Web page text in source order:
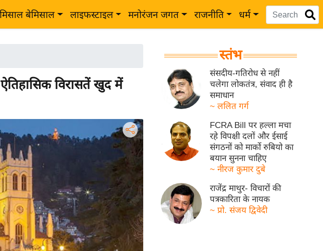
मिसाल बेमिसाल लाइफस्टाइल मनोरंजन जगत राजनीति धर्म
विरासतें खुद में
स्तंभ
संसदीय-गतिरोध से नहीं
चलेगा लोकतंत्र, संवाद ही है
समाधान
~ ललित गर्ग
FCRA Bill पर हल्ला मचा
रहे विपक्षी दलों और ईसाई
संगठनों को मार्को रुबियो का
बयान सुनना चाहिए
~ नीरज कुमार दुबे
राजेंद्र माथुर- विचारों की
पत्रकारिता के नायक
~ प्रो. संजय द्विवेदी